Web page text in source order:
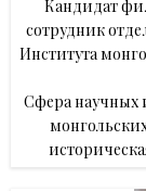
Кандидат
сотрудник
Института
Сфера научных